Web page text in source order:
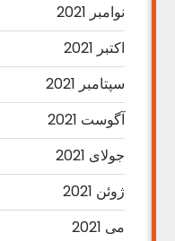
نوامبر 2021
اکتبر 2021
سپتامبر 2021
آگوست 2021
جولای 2021
ژوئن 2021
می 2021